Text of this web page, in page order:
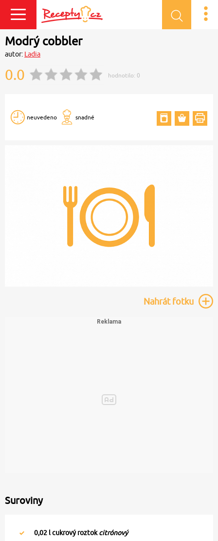
Přihlásit se
Modrý cobbler
autor: Ladia
0.0 hodnotilo: 0
neuvedeno snadné
Nahrátfotku
Suroviny
0,02 l cukrový roztokcitrónový